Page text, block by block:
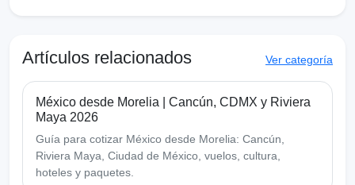
Artículos relacionados Ver categoría
México desde Morelia | Cancún, CDMX y Riviera
Maya 2026
Guía para cotizar México desde Morelia: Cancún,
Riviera Maya, Ciudad de México, vuelos, cultura,
hoteles y paquetes.